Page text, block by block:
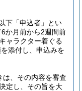
下「申込者」とい
か月前から2週間前
ャラクター着ぐる
添付し、申込みを
は、その内容を審査
定し、その旨を大